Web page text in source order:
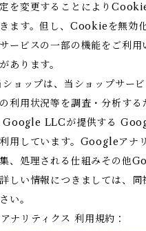
を変更することにより
ます。但し、Cookieを無効
ービスの一部の機能をご利用
あります。
ショップは、当ショップサー
利用状況等を調査・分析する
Google LLCが提供する
用しています。Googleアナ
、処理される仕組みその他
しい情報につきましては、同
い。
ナリティクス 利用規約：